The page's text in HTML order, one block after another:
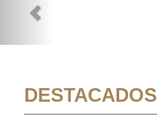
DESTACADOS